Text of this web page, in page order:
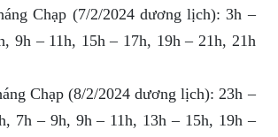
Chạp (7/2/2024 dương lịch): 3h –
9h – 11h, 15h – 17h, 19h – 21h, 21h
Chạp (8/2/2024 dương lịch): 23h –
7h – 9h, 9h – 11h, 13h – 15h, 19h –